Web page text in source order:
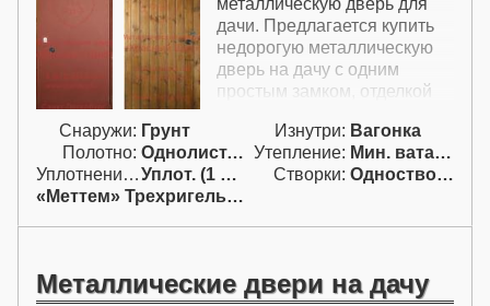
металлическую дверь для
дачи. Предлагается купить
недорогую металлическую
дверь на дачу с одним
простым замком, отделкой
покрытием грунтом снаружи.
Несмотря на то, что это
очень антикризисные
металлические двери, они
достаточно долговечны и
комплектом из трех
Снаружи: Грунт Изнутри: Вагонка
Полотно:
Однолист. проф. Утепление:
Мин. вата / пенопл.
Уплотнение:
Уплот. (1 конт.) Створки:
Одностворчатая (А)
«Меттем» Трехригельный
Металлические двери на дачу